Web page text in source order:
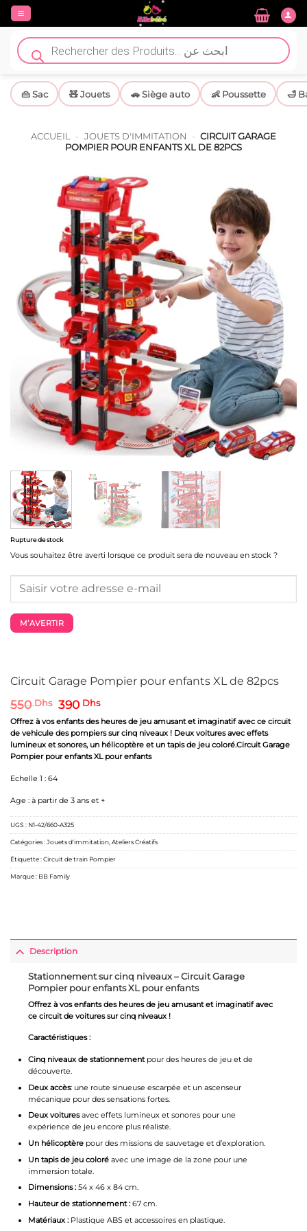
Passer
contenu
Recherche
de
produits
👜 Sac 🧸 Jouets 🚗 Siège auto 👶 Poussette 🛁
ACCUEIL - JOUETS D'IMMITATION - CIRCUIT GARAGE
POMPIER POUR ENFANTS XL DE 82PCS
Circuit Garage Pompier pour enfants XL de 82pcs
550Dhs Le
prix
initial
était :
550 Dhs.
390 DhsLe
prix
actuel
est :
390 Dhs.
Offrez à vos enfants des heures de jeu amusant et imaginatif avec ce circuit
de vehicule des pompiers sur cinq niveaux ! Deux voitures avec effets
lumineux et sonores, un hélicoptère et un tapis de jeu coloré.Circuit Garage
Pompier pour enfants XL pour enfants
Echelle 1 : 64
Age : à partir de 3 ans et +
Rupture de stock
Vous souhaitez être averti lorsque ce produit sera de nouveau en stock ?
M’AVERTIR
UGS : N1-42/660-A325
Catégories :Jouets d'immitation Ateliers Créatifs
Étiquette :Circuit de train Pompier
Marque : BB Family
Description
Stationnement sur cinq niveaux – Circuit Garage
Pompier pour enfants XL pour enfants
Offrez à vos enfants des heures de jeu amusant et imaginatif avec
ce circuit de voitures sur cinq niveaux !
Caractéristiques :
Cinq niveaux de stationnementpour des heures de jeu et de
découverte.
Deux accès: une route sinueuse escarpée et un ascenseur
mécanique pour des sensations fortes.
Deux voituresavec effets lumineux et sonores pour une
expérience de jeu encore plus réaliste.
Un hélicoptèrepour des missions de sauvetage et d’exploration.
Un tapis de jeu coloréavec une image de la zone pour une
immersion totale.
Dimensions :54 x 46 x 84 cm.
Hauteur de stationnement :67 cm.
Matériaux :Plastique ABS et accessoires en plastique.